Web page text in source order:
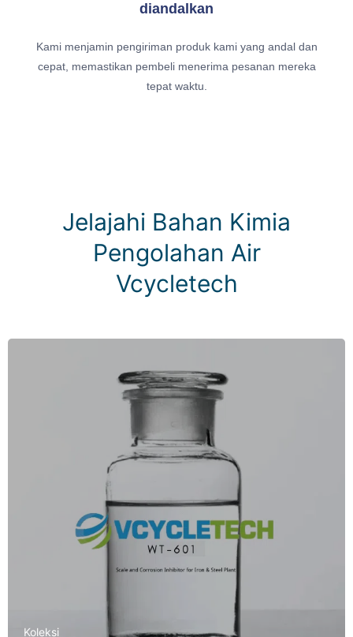
diandalkan
Kami menjamin pengiriman produk kami yang andal dan
cepat, memastikan pembeli menerima pesanan mereka
tepat waktu.
Jelajahi Bahan Kimia
Pengolahan Air
Vcycletech
Koleksi